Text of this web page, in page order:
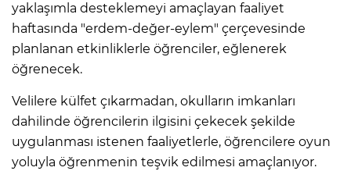
yaklaşımla desteklemeyi amaçlayan faaliyet
haftasında "erdem-değer-eylem" çerçevesinde
planlanan etkinliklerle öğrenciler, eğlenerek
öğrenecek.
Velilere külfet çıkarmadan, okulların imkanları
dahilinde öğrencilerin ilgisini çekecek şekilde
uygulanması istenen faaliyetlerle, öğrencilere oyun
yoluyla öğrenmenin teşvik edilmesi amaçlanıyor.